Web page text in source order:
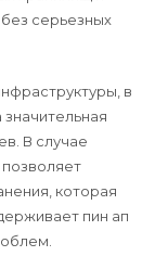
серьезных
в
В случае
которая
пин ап